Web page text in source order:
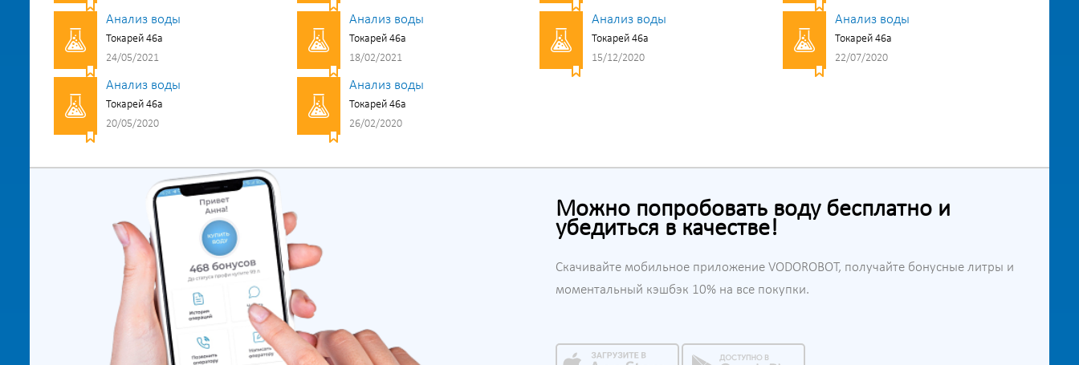
Анализ воды
Токарей 46а
24/05/2021
Анализ воды
Токарей 46а
18/02/2021
Анализ воды
Токарей 46а
15/12/2020
Анализ воды
Токарей 46а
22/07/2020
Анализ воды
Токарей 46а
20/05/2020
Анализ воды
Токарей 46а
26/02/2020
Можно попробовать воду бесплатно и
убедиться в качестве!
Скачивайте мобильное приложение VODOROBOT, получайте бонусные литры и
моментальный кэшбэк 10% на все покупки.